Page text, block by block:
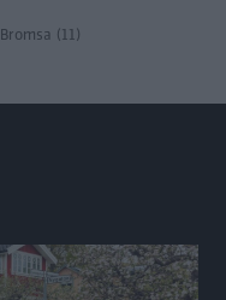
Bromsa (11)